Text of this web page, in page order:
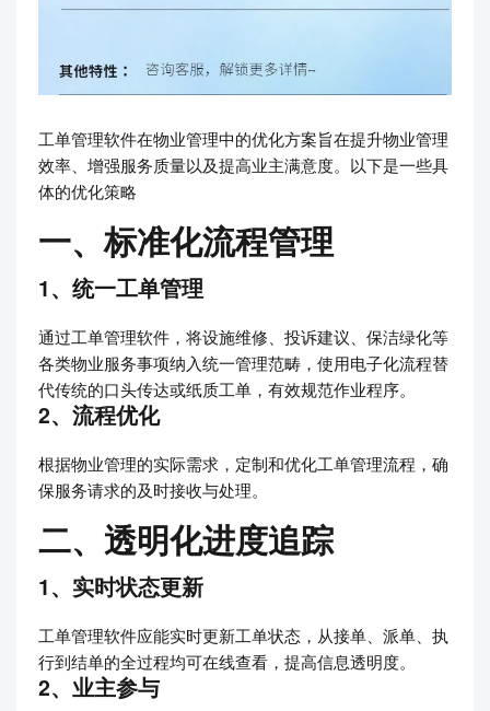
工单管理软件在物业管理中的优化方案旨在提升物业管理
效率、增强服务质量以及提高业主满意度。以下是一些具
体的优化策略
一、标准化流程管理
1、统一工单管理
通过工单管理软件，将设施维修、投诉建议、保洁绿化等
各类物业服务事项纳入统一管理范畴，使用电子化流程替
代传统的口头传达或纸质工单，有效规范作业程序。
2、流程优化
根据物业管理的实际需求，定制和优化工单管理流程，确
保服务请求的及时接收与处理。
二、透明化进度追踪
1、实时状态更新
工单管理软件应能实时更新工单状态，从接单、派单、执
行到结单的全过程均可在线查看，提高信息透明度。
2、业主参与